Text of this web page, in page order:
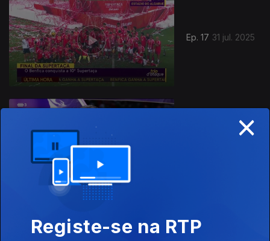
Ep. 17 31 jul. 2025
×
Registe-se na RTP